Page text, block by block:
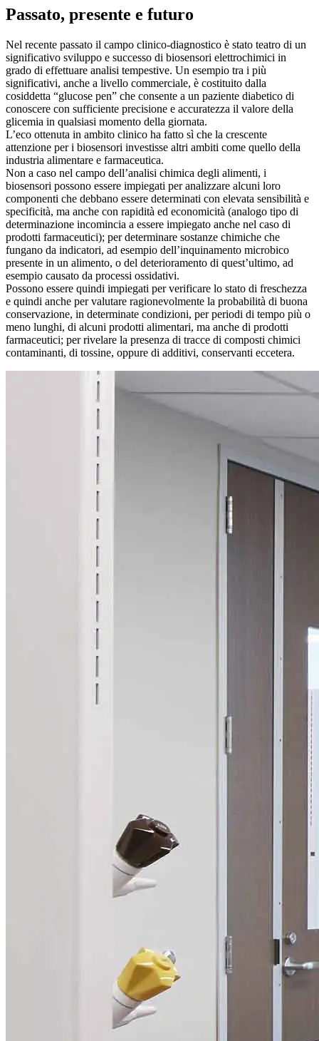
Passato, presente e futuro
Nel recente passato il campo clinico-diagnostico è stato teatro di un
significativo sviluppo e successo di biosensori elettrochimici in
grado di effettuare analisi tempestive. Un esempio tra i più
significativi, anche a livello commerciale, è costituito dalla
cosiddetta “glucose pen” che consente a un paziente diabetico di
conoscere con sufficiente precisione e accuratezza il valore della
glicemia in qualsiasi momento della giornata.
L’eco ottenuta in ambito clinico ha fatto sì che la crescente
attenzione per i biosensori investisse altri ambiti come quello della
industria alimentare e farmaceutica.
Non a caso nel campo dell’analisi chimica degli alimenti, i
biosensori possono essere impiegati per analizzare alcuni loro
componenti che debbano essere determinati con elevata sensibilità e
specificità, ma anche con rapidità ed economicità (analogo tipo di
determinazione incomincia a essere impiegato anche nel caso di
prodotti farmaceutici); per determinare sostanze chimiche che
fungano da indicatori, ad esempio dell’inquinamento microbico
presente in un alimento, o del deterioramento di quest’ultimo, ad
esempio causato da processi ossidativi.
Possono essere quindi impiegati per verificare lo stato di freschezza
e quindi anche per valutare ragionevolmente la probabilità di buona
conservazione, in determinate condizioni, per periodi di tempo più o
meno lunghi, di alcuni prodotti alimentari, ma anche di prodotti
farmaceutici; per rivelare la presenza di tracce di composti chimici
contaminanti, di tossine, oppure di additivi, conservanti eccetera.